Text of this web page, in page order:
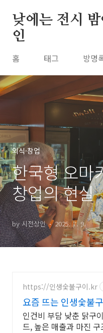
낮에는 전시
인
홈 태그 방명
외식·창업
한국형 오마
창업의 현실
by 시전상인 2025. 7. 9.
https://인생숯불구이.kr
요즘 뜨는 인생숯불
수익 높은 안정적인
인건비 부담 낮춘 닭구
드, 높은 매출과 마진 구